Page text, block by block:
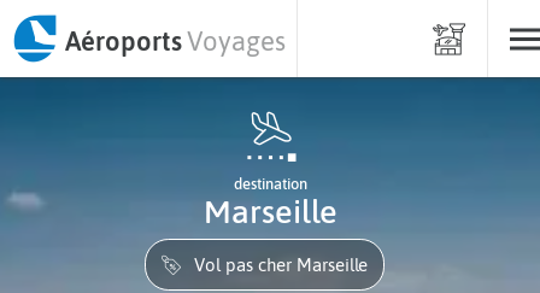
AéroportsVoyages
destination
Marseille
Vol pas cher Marseille